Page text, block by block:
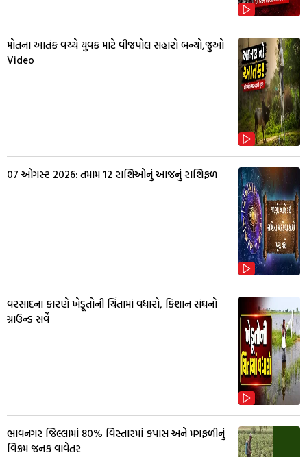
મોતના આતંક વચ્ચે યુવક માટે વીજપોલ સહારો બન્યો,જુઓ
Video
07 ઓગસ્ટ 2026: તમામ 12 રાશિઓનું આજનું રાશિફળ
વરસાદના કારણે ખેડૂતોની ચિંતામાં વધારો, કિશાન સંઘનો
ગ્રાઉન્ડ સર્વે
ભાવનગર જિલ્લામાં 80% વિસ્તારમાં કપાસ અને મગફળીનું
વિક્રમ જનક વાવેતર